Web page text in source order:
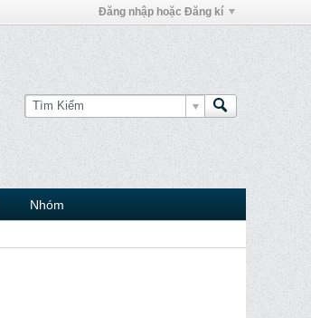
Đăng nhập hoặc Đăng kí
Nhóm